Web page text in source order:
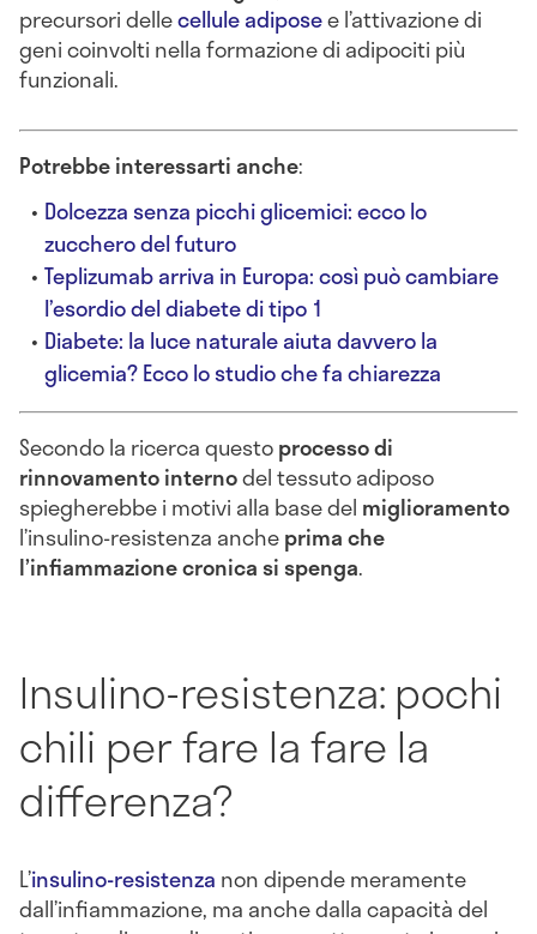
precursori dellecellule adiposee l’attivazione di
geni coinvolti nella formazione di adipociti più
funzionali.
Potrebbe interessarti anche:
Dolcezza senza picchi glicemici: ecco lo
zucchero del futuro
Teplizumab arriva in Europa: così può cambiare
l’esordio del diabete di tipo 1
Diabete: la luce naturale aiuta davvero la
glicemia? Ecco lo studio che fa chiarezza
Secondo la ricerca questoprocesso di
rinnovamento internodel tessuto adiposo
spiegherebbe i motivi alla base del miglioramento
l’insulino-resistenza ancheprima che
l’infiammazione cronica si spenga.
Insulino-resistenza: pochi
chili per fare la fare la
differenza?
L’insulino-resistenza non dipende meramente
dall’infiammazione, ma anche dalla capacità del